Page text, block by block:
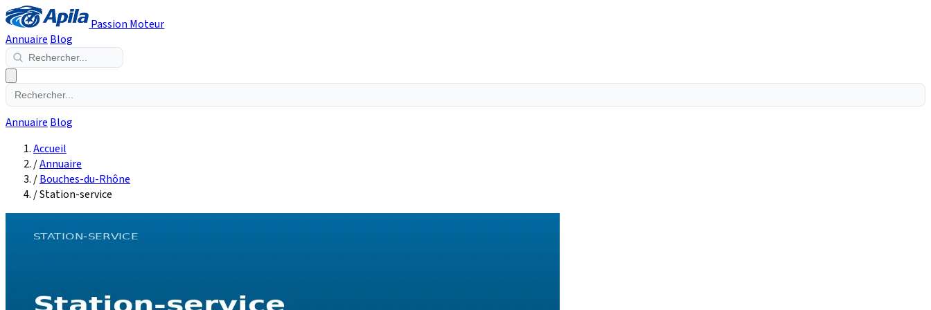
Passion Moteur
Annuaire Blog
Annuaire Blog
Accueil
/Annuaire
/Bouches-du-Rhône
/Station-service